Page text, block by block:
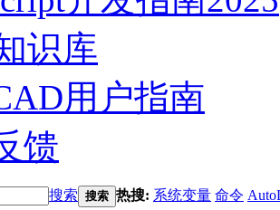
识库
用户指南
馈
搜索 搜索 热搜: 系统变量 命令